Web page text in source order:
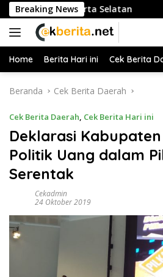
Langsung
ke
konten
Breaking News
di Jakarta Selatan
Home Berita Hari ini Cek Berita
Beranda Cek Berita Daerah
Cek Berita Daerah, Cek Berita Hari ini
Deklarasi
Politik Uang dalam
Serentak
Cekadmin
24 Oktober 2019